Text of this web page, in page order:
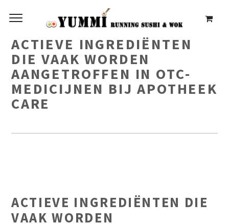
ACTIEVE INGREDIËNTEN
DIE VAAK WORDEN
AANGETROFFEN IN OTC-
MEDICIJNEN BIJ APOTHEEK
CARE
ACTIEVE INGREDIËNTEN DIE
VAAK WORDEN